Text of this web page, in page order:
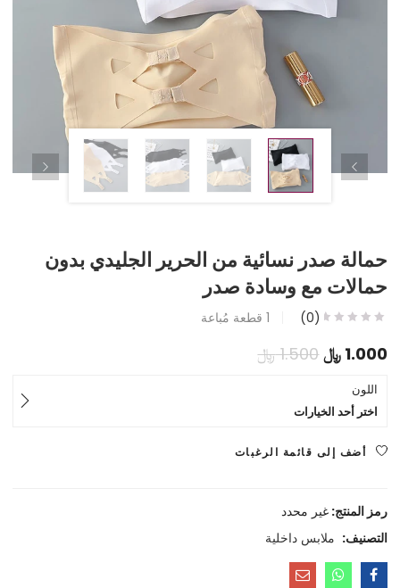
حمالة صدر نسائية من الحرير الجليدي بدون
حمالات مع وسادة صدر
(0)
1 قطعة مُباعة
1.000 ﷼السعر
هو:
1.000 ﷼.
1.500 ﷼السعر
1.500 ﷼.
اللون
اختر أحد الخيارات
أضف إلى قائمة الرغبات
رمز المنتج:غير محدد
التصنيف: ملابس داخلية